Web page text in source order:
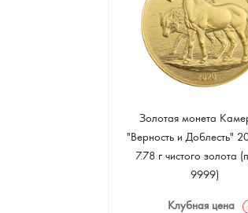
Золотая монета
"Верность и Доблесть"
7.78 г чистого золота
9999)
Клубная цена